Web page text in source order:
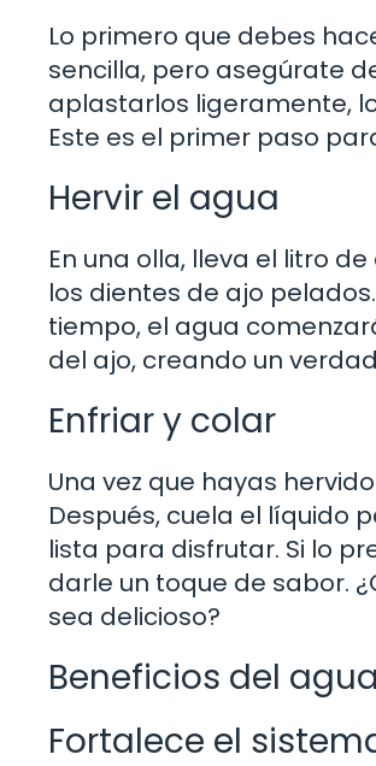
Lo primero que debes
sencilla, pero asegúrate
aplastarlos ligeramente,
Este es el primer paso
Hervir el agua
En una olla, lleva el litro
los dientes de ajo
tiempo, el agua
del ajo, creando un
Enfriar y colar
Una vez que hayas
Después, cuela el líquido
lista para disfrutar. Si lo
darle un toque de sabor.
sea delicioso?
Beneficios del
Fortalece el